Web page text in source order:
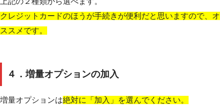
クレジットカードのほうが手続きが便利だと思いますので、オ
ススメです。
４．増量オプションの加入
増量オプションは絶対に「加入」を選んでください。